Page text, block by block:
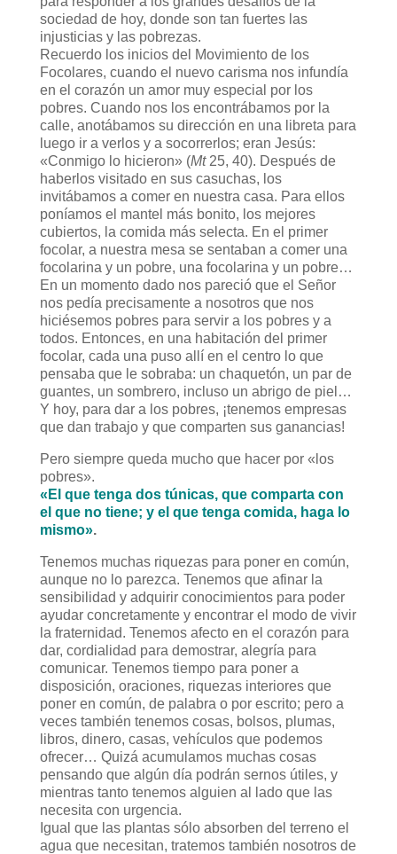
sociedad de hoy, donde son tan fuertes las
injusticias y las pobrezas.
Recuerdo los inicios del Movimiento de los
Focolares, cuando el nuevo carisma nos infundía
en el corazón un amor muy especial por los
pobres. Cuando nos los encontrábamos por la
calle, anotábamos su dirección en una libreta para
luego ir a verlos y a socorrerlos; eran Jesús:
«Conmigo lo hicieron» (Mt25, 40). Después de
haberlos visitado en sus casuchas, los
invitábamos a comer en nuestra casa. Para ellos
poníamos el mantel más bonito, los mejores
cubiertos, la comida más selecta. En el primer
focolar, a nuestra mesa se sentaban a comer una
focolarina y un pobre, una focolarina y un pobre…
En un momento dado nos pareció que el Señor
nos pedía precisamente a nosotros que nos
hiciésemos pobres para servir a los pobres y a
todos. Entonces, en una habitación del primer
focolar, cada una puso allí en el centro lo que
pensaba que le sobraba: un chaquetón, un par de
guantes, un sombrero, incluso un abrigo de piel…
Y hoy, para dar a los pobres, ¡tenemos empresas
que dan trabajo y que comparten sus ganancias!
Pero siempre queda mucho que hacer por «los
pobres».
«El que tenga dos túnicas, que comparta con
el que no tiene; y el que tenga comida, haga lo
mismo».
Tenemos muchas riquezas para poner en común,
aunque no lo parezca. Tenemos que afinar la
sensibilidad y adquirir conocimientos para poder
ayudar concretamente y encontrar el modo de vivir
la fraternidad. Tenemos afecto en el corazón para
dar, cordialidad para demostrar, alegría para
comunicar. Tenemos tiempo para poner a
disposición, oraciones, riquezas interiores que
poner en común, de palabra o por escrito; pero a
veces también tenemos cosas, bolsos, plumas,
libros, dinero, casas, vehículos que podemos
ofrecer… Quizá acumulamos muchas cosas
pensando que algún día podrán sernos útiles, y
mientras tanto tenemos alguien al lado que las
necesita con urgencia.
Igual que las plantas sólo absorben del terreno el
agua que necesitan, tratemos también nosotros de